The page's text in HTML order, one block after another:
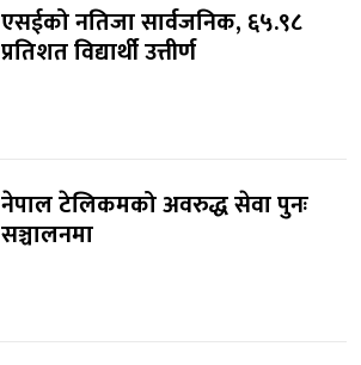
एसईको नतिजा सार्वजनिक, ६५.९८
प्रतिशत विद्यार्थी उत्तीर्ण
नेपाल टेलिकमको अवरुद्ध सेवा पुनः
सञ्चालनमा